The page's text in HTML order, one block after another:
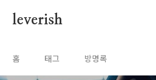
leverish
홈 태그 방명록